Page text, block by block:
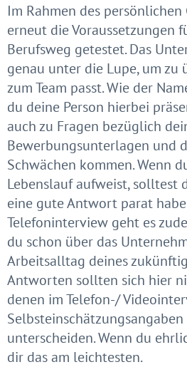
Im Rahmen des persönlichen
erneut die Voraussetzungen
Berufsweg getestet. Das
genau unter die Lupe, um zu
zum Team passt. Wie der
du deine Person hierbei
auch zu Fragen bezüglich
Bewerbungsunterlagen und
Schwächen kommen. Wenn
Lebenslauf aufweist, solltest
eine gute Antwort parat
Telefoninterview geht es
du schon über das
Arbeitsalltag deines
Antworten sollten sich hier
denen im Telefon-/
unterscheiden. Wenn du
dir das am leichtesten.